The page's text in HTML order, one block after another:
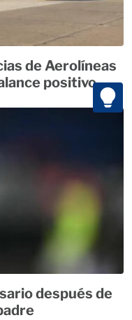
de Aerolíneas
positivo
después de